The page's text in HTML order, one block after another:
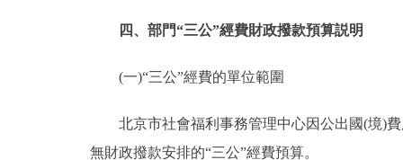
四、部門“三公”經費財政撥款預算説明
(一)“三公”經費的單位範圍
北京市社會福利事務管理中心因公出國(境)費
無財政撥款安排的“三公”經費預算。